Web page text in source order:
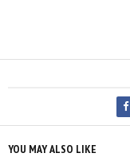
YOU MAY ALSO LIKE